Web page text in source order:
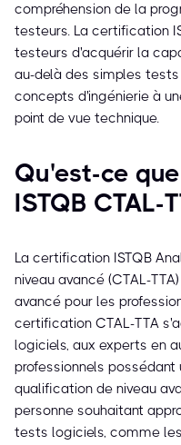
compréhension de la
testeurs. La certification
testeurs d'acquérir la
au-delà des simples tests
concepts d'ingénierie à
point de vue technique.
Qu'est-ce
ISTQB CTAL-
La certification ISTQB
niveau avancé (CTAL-
avancé pour les
certification CTAL-TTA
logiciels, aux experts en
professionnels possédant
qualification de niveau
personne souhaitant
tests logiciels, comme